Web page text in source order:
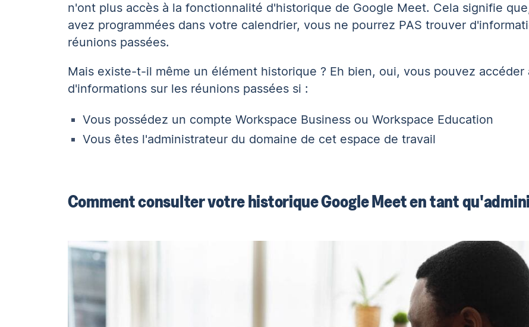
n'ont plus accès à la fonctionnalité d'historique de Google Meet. Cela signifie
avez programmées dans votre calendrier, vous ne pourrez PAS trouver
réunions passées.
Mais existe-t-il même un élément historique ? Eh bien, oui, vous pouvez accéder
d'informations sur les réunions passées si :
Vous possédez un compte Workspace Business ou Workspace Education
Vous êtes l'administrateur du domaine de cet espace de travail
Comment consulter votre historique Google Meet en tant